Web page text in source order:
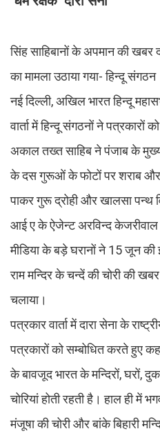
सिंह साहिबानों के अपमान की खबर
का मामला उठाया गया- हिन्दू संगठन
नई दिल्ली, अखिल भारत हिन्दू
वार्ता में हिन्दू संगठनों ने पत्रकारों
अकाल तख्त साहिब ने पंजाब के
के दस गुरूओं के फोटों पर शराब और
पाकर गुरू द्रोही और खालसा पन्थ
आई ए के ऐजेन्ट अरविन्द
मीडिया के बड़े घरानों ने 15 जून
राम मन्दिर के चन्दें की चोरी की
चलाया।
पत्रकार वार्ता में दारा सेना के
पत्रकारों को सम्बोधित करते हुए
के बावजूद भारत के मन्दिरों, घरों,
चोरियां होती रहती है। हाल ही में
मंजूषा की चोरी और बांके बिहारी